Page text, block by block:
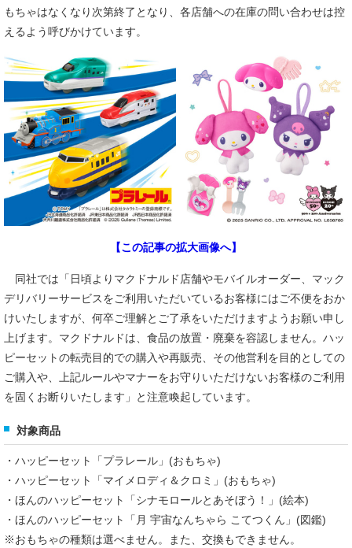
もちゃはなくなり次第終了となり、各店舗への在庫の問い合わせは控
えるよう呼びかけています。
【この記事の拡大画像へ】
同社では「日頃よりマクドナルド店舗やモバイルオーダー、マック
デリバリーサービスをご利用いただいているお客様にはご不便をおか
けいたしますが、何卒ご理解とご了承をいただけますようお願い申し
上げます。マクドナルドは、食品の放置・廃棄を容認しません。ハッ
ピーセットの転売目的での購入や再販売、その他営利を目的としての
ご購入や、上記ルールやマナーをお守りいただけないお客様のご利用
を固くお断りいたします」と注意喚起しています。
対象商品
・ハッピーセット「プラレール」(おもちゃ)
・ハッピーセット「マイメロディ＆クロミ」(おもちゃ)
・ほんのハッピーセット「シナモロールとあそぼう！」(絵本)
・ほんのハッピーセット「月 宇宙なんちゃら こてつくん」(図鑑)
※おもちゃの種類は選べません。また、交換もできません。